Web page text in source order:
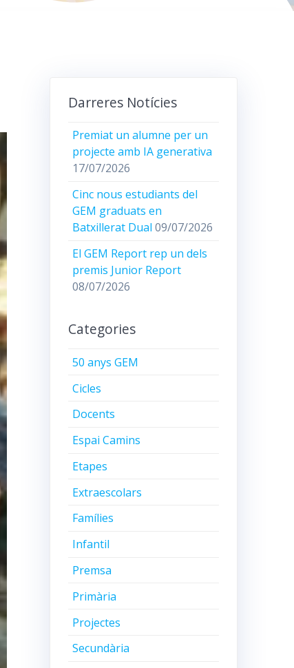
Darreres Notícies
Premiat un alumne per un
projecte amb IA generativa
17/07/2026
Cinc nous estudiants del
GEM graduats en
Batxillerat Dual 09/07/2026
El GEM Report rep un dels
premis Junior Report
08/07/2026
Categories
50 anys GEM
Cicles
Docents
Espai Camins
Etapes
Extraescolars
Famílies
Infantil
Premsa
Primària
Projectes
Secundària